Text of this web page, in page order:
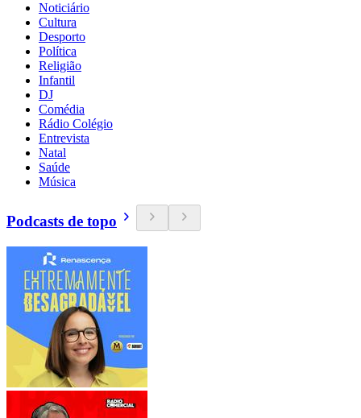
Noticiário
Cultura
Desporto
Política
Religião
Infantil
DJ
Comédia
Rádio Colégio
Entrevista
Natal
Saúde
Música
Podcasts de topo